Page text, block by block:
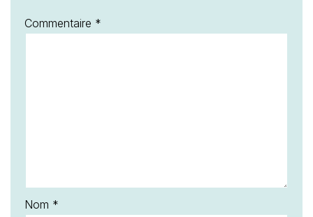
Commentaire *
Nom *